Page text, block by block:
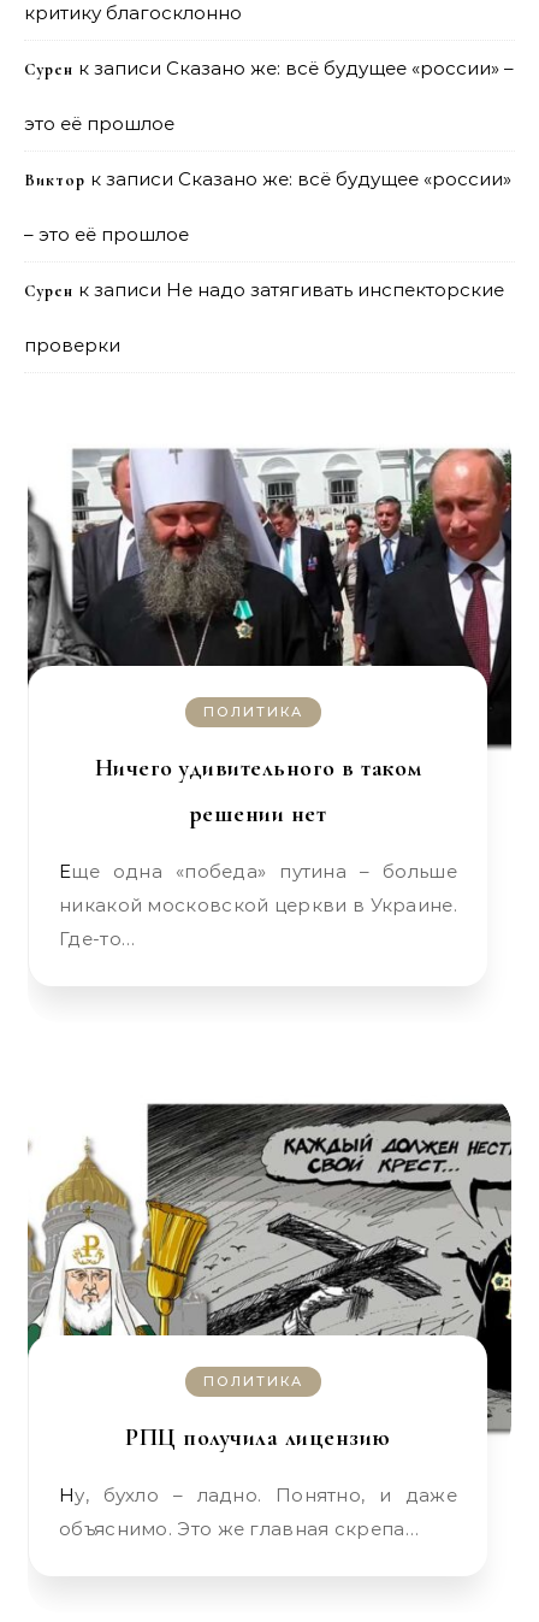
критику благосклонно
Сурен к записи Сказано же: всё будущее «россии» –
это её прошлое
Виктор к записи Сказано же: всё будущее «россии»
– это её прошлое
Сурен к записи Не надо затягивать инспекторские
проверки
ПОЛИТИКА
Ничего удивительного в таком
решении нет
Еще одна «победа» путина – больше
никакой московской церкви в Украине.
Где-то…
ПОЛИТИКА
РПЦ получила лицензию
Ну, бухло – ладно. Понятно, и даже
объяснимо. Это же главная скрепа…